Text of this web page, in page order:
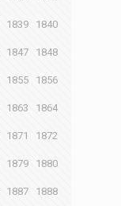
1839 1840
1847 1848
1855 1856
1863 1864
1871 1872
1879 1880
1887 1888